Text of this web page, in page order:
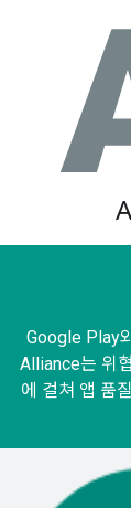
Google Play
Alliance는 위
에 걸쳐 앱 품